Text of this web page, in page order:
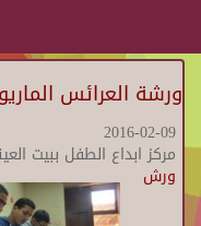
ورشة العرائس
2016-02-09
مركز ابداع الطفل ببيت
ورش